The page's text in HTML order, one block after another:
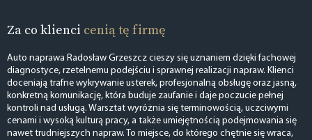
Za co klienci cenią tę firmę
Auto naprawa Radosław Grzeszcz cieszy się uznaniem dzięki fachowej
diagnostyce, rzetelnemu podejściu i sprawnej realizacji napraw. Klienci
doceniają trafne wykrywanie usterek, profesjonalną obsługę oraz jasną,
konkretną komunikację, która buduje zaufanie i daje poczucie pełnej
kontroli nad usługą. Warsztat wyróżnia się terminowością, uczciwymi
cenami i wysoką kulturą pracy, a także umiejętnością podejmowania się
nawet trudniejszych napraw. To miejsce, do którego chętnie się wraca,